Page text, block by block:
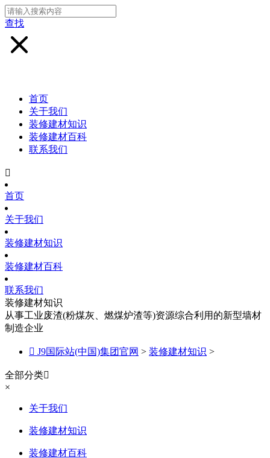
查找
首页
关于我们
装修建材知识
装修建材百科
联系我们

首页
关于我们
装修建材知识
装修建材百科
联系我们
装修建材知识
从事工业废渣(粉煤灰、燃煤炉渣等)资源综合利用的新型墙材
制造企业
 J9国际站(中国)集团官网 > 装修建材知识 >
全部分类
×
关于我们
装修建材知识
装修建材百科